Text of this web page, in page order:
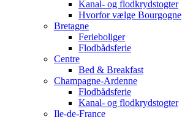
Kanal- og flodkrydstogter
Hvorfor vælge Bourgogne
Bretagne
Ferieboliger
Flodbådsferie
Centre
Bed & Breakfast
Champagne-Ardenne
Flodbådsferie
Kanal- og flodkrydstogter
Ile-de-France